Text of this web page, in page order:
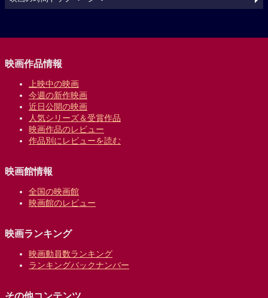
映画作品情報
上映中の映画
今週の新作映画
近日公開の映画
人気シリーズ＆受賞作品
映画作品のレビュー
作品別にレビューを読む
映画館情報
全国の映画館
映画館のレビュー
映画ランキング
映画動員数ランキング
ランキングバックナンバー
その他コンテンツ